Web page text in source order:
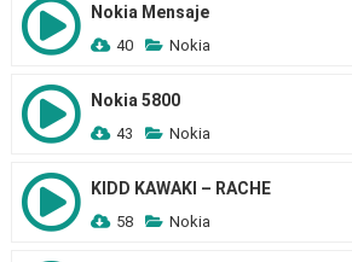
Nokia Mensaje
40 Nokia
Nokia 5800
43 Nokia
KIDD KAWAKI – RACHE
58 Nokia